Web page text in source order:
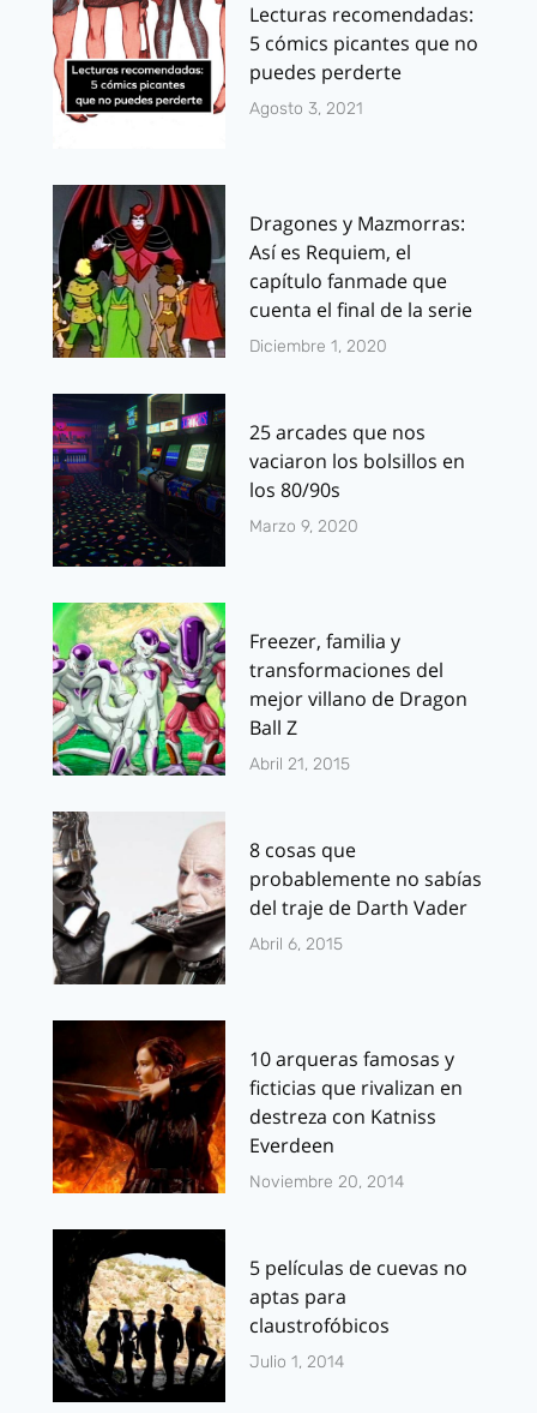
Lecturas recomendadas:
5 cómics picantes que no
puedes perderte
Agosto 3, 2021
Dragones y Mazmorras:
Así es Requiem, el
capítulo fanmade que
cuenta el final de la serie
Diciembre 1, 2020
25 arcades que nos
vaciaron los bolsillos en
los 80/90s
Marzo 9, 2020
Freezer, familia y
transformaciones del
mejor villano de Dragon
Ball Z
Abril 21, 2015
8 cosas que
probablemente no sabías
del traje de Darth Vader
Abril 6, 2015
10 arqueras famosas y
ficticias que rivalizan en
destreza con Katniss
Everdeen
Noviembre 20, 2014
5 películas de cuevas no
aptas para
claustrofóbicos
Julio 1, 2014